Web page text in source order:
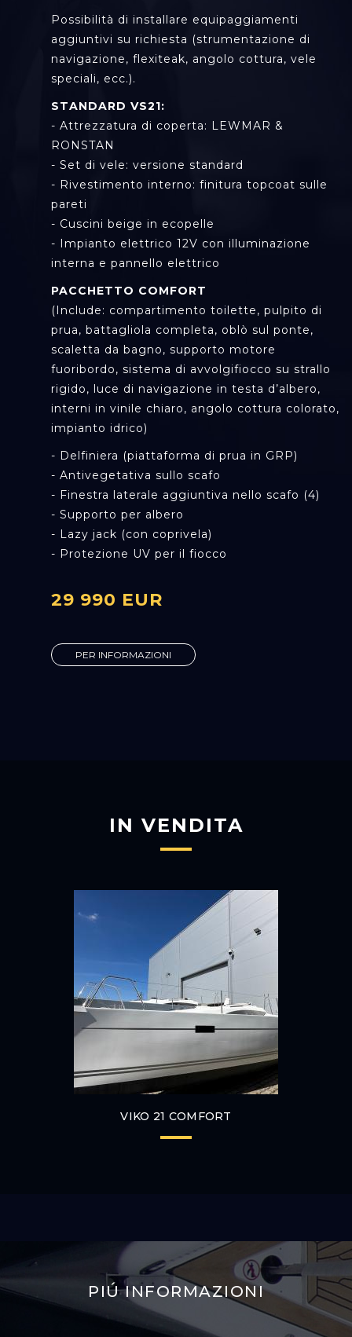
Possibilità di installare equipaggiamenti
aggiuntivi su richiesta (strumentazione di
navigazione, flexiteak, angolo cottura, vele
speciali, ecc.).
STANDARD VS21:
- Attrezzatura di coperta: LEWMAR &
RONSTAN
- Set di vele: versione standard
- Rivestimento interno: finitura topcoat sulle
pareti
- Cuscini beige in ecopelle
- Impianto elettrico 12V con illuminazione
interna e pannello elettrico
PACCHETTO COMFORT
(Include: compartimento toilette, pulpito di
prua, battagliola completa, oblò sul ponte,
scaletta da bagno, supporto motore
fuoribordo, sistema di avvolgifiocco su strallo
rigido, luce di navigazione in testa d’albero,
interni in vinile chiaro, angolo cottura colorato,
impianto idrico)
- Delfiniera (piattaforma di prua in GRP)
- Antivegetativa sullo scafo
- Finestra laterale aggiuntiva nello scafo (4)
- Supporto per albero
- Lazy jack (con coprivela)
- Protezione UV per il fiocco
29 990 EUR
PER INFORMAZIONI
IN VENDITA
VIKO 21 COMFORT
PIÚ INFORMAZIONI